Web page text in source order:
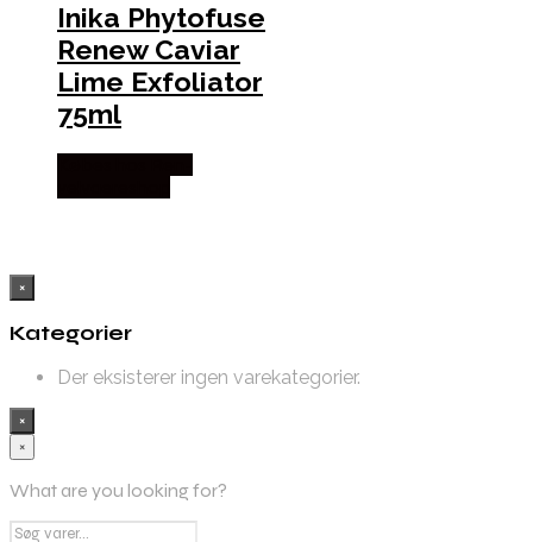
Inika Phytofuse
Renew Caviar
Lime Exfoliator
75ml
×
Kategorier
Der eksisterer ingen varekategorier.
×
×
What are you looking for?